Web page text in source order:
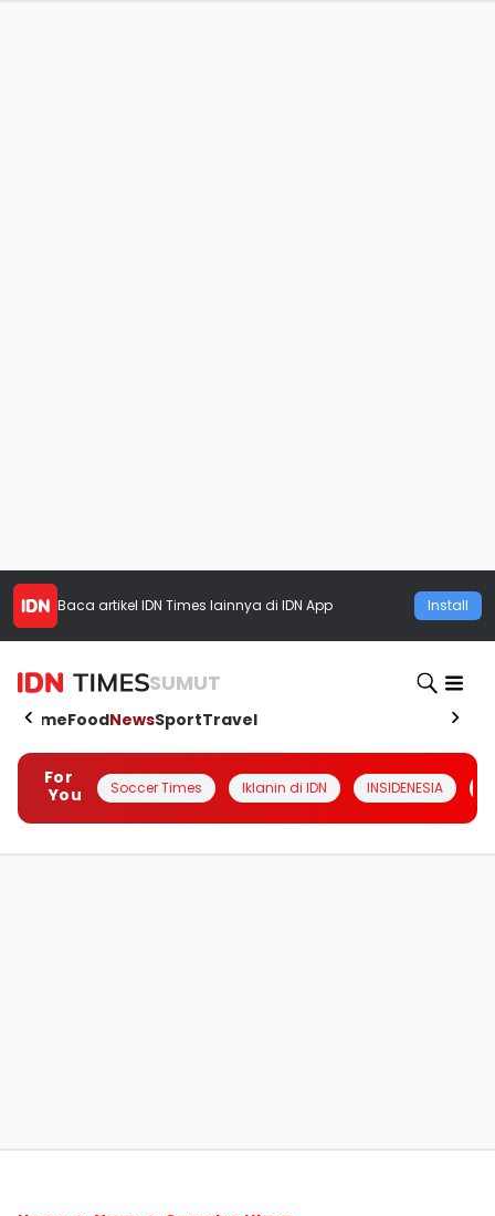
Baca artikel IDN Times lainnya di IDN App Install
SUMUT
HomeFoodNewsSportTravel
For
You
Soccer Times Iklanin di IDN INSIDENESIA